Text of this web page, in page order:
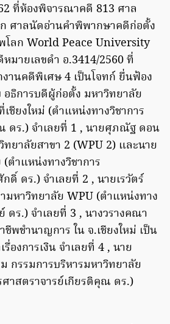
ที่ห้องพิจารณาคดี 813 ศาล
ศาลนัดอ่านคำพิพากษาคดีก่อตั้ง
ลก World Peace University
มายเลขดำ อ.3414/2560 ที่
านคดีพิเศษ 4 เป็นโจทก์ ยื่นฟ้อง
อธิการบดีผู้ก่อตั้ง มหาวิทยาลัย
ชียงใหม่ (ตำแหน่งทางวิชาการ
ดร.) จำเลยที่ 1 , นายศุภณัฐ ดอน
ยาลัยสาขา 2 (WPU 2) และนาย
ตำแหน่งทางวิชาการ
ดิ์ ดร.) จำเลยที่ 2 , นายเรวัตร์
หาวิทยาลัย WPU (ตำแหน่งทาง
ดร.) จำเลยที่ 3 , นางวรางคณา
ชีพชำนาญการ ใน จ.เชียงใหม่ เป็น
องการเงิน จำเลยที่ 4 , นาย
กรรมการบริหารมหาวิทยาลัย
าสตราจารย์เกียรติคุณ ดร.)